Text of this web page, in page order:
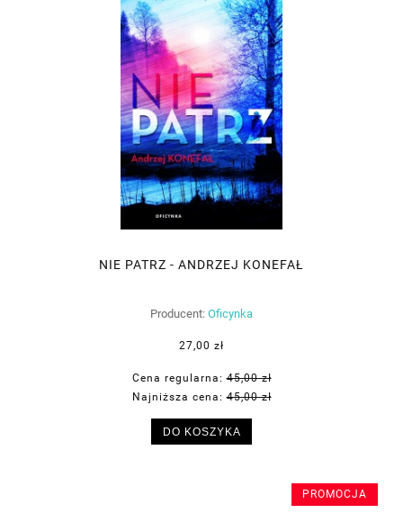
NIE PATRZ - ANDRZEJ KONEFAŁ
Producent: Oficynka
27,00 zł
Cena regularna:45,00 zł
Najniższa cena:45,00 zł
DO KOSZYKA
PROMOCJA